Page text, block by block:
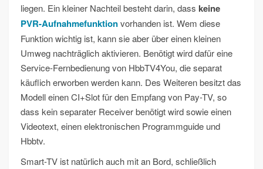
liegen. Ein kleiner Nachteil besteht darin, dass keine
PVR-Aufnahmefunktionvorhanden ist. Wem diese
Funktion wichtig ist, kann sie aber über einen kleinen
Umweg nachträglich aktivieren. Benötigt wird dafür eine
Service-Fernbedienung von HbbTV4You, die separat
käuflich erworben werden kann. Des Weiteren besitzt das
Modell einen CI+Slot für den Empfang von Pay-TV, so
dass kein separater Receiver benötigt wird sowie einen
Videotext, einen elektronischen Programmguide und
Hbbtv.
Smart-TV ist natürlich auch mit an Bord, schließlich